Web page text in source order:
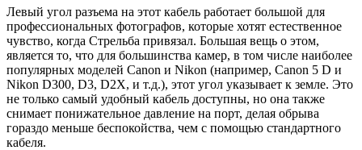
Левый угол разъема на этот кабель работает большой для
профессиональных фотографов, которые хотят естественное
чувство, когда Стрельба привязал. Большая вещь о этом,
является то, что для большинства камер, в том числе наиболее
популярных моделей Canon и Nikon (например, Canon 5 D и
Nikon D300, D3, D2X, и т.д.), этот угол указывает к земле. Это
не только самый удобный кабель доступны, но она также
снимает понижательное давление на порт, делая обрыва
гораздо меньше беспокойства, чем с помощью стандартного
кабеля.